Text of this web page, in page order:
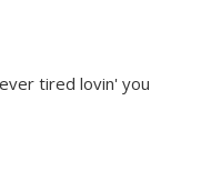
tired lovin' you